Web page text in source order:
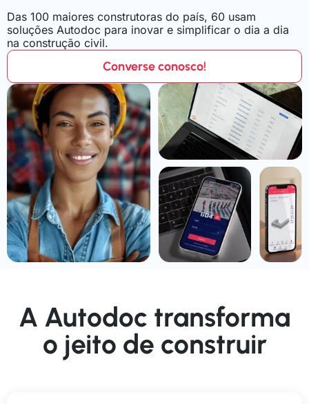
Das 100 maiores construtoras do país, 60 usam
soluções Autodoc para inovar e simplificar o dia a dia
na construção civil.
Converse conosco!
A Autodoc transforma
o jeito de construir